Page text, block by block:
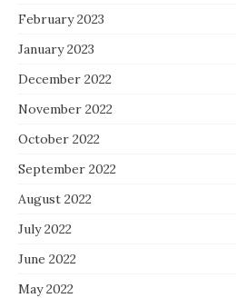
February 2023
January 2023
December 2022
November 2022
October 2022
September 2022
August 2022
July 2022
June 2022
May 2022